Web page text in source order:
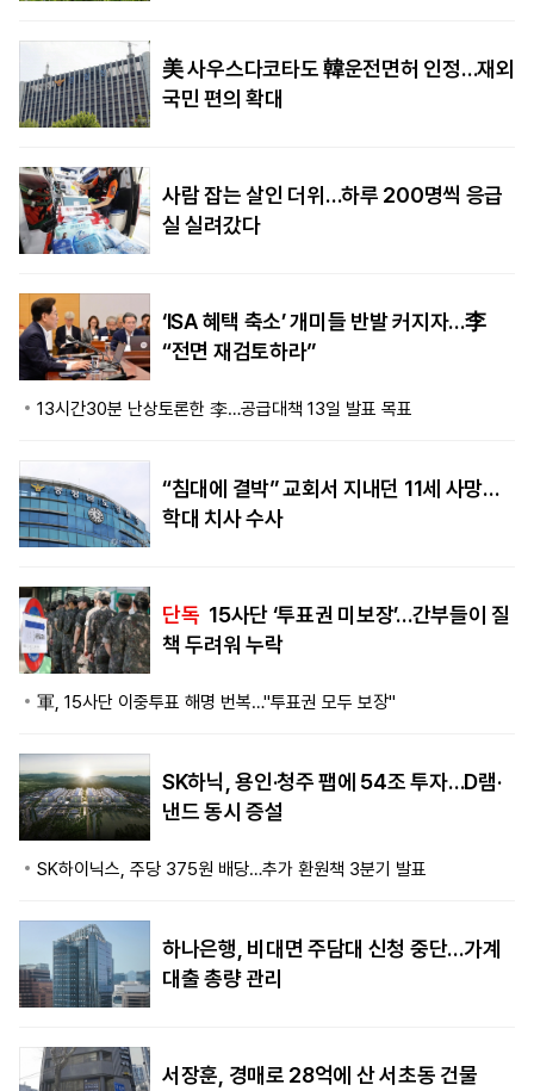
美 사우스다코타도 韓운전면허 인정…재외
국민 편의 확대
사람 잡는 살인 더위…하루 200명씩 응급
실 실려갔다
‘ISA 혜택 축소’ 개미들 반발 커지자…李
“전면 재검토하라”
13시간30분 난상토론한 李…공급대책 13일 발표 목표
“침대에 결박” 교회서 지내던 11세 사망…
학대 치사 수사
단독 15사단 ‘투표권 미보장’…간부들이 질
책 두려워 누락
軍, 15사단 이중투표 해명 번복…"투표권 모두 보장"
SK하닉, 용인·청주 팹에 54조 투자…D램·
낸드 동시 증설
SK하이닉스, 주당 375원 배당…추가 환원책 3분기 발표
하나은행, 비대면 주담대 신청 중단…가계
대출 총량 관리
서장훈, 경매로 28억에 산 서초동 건물